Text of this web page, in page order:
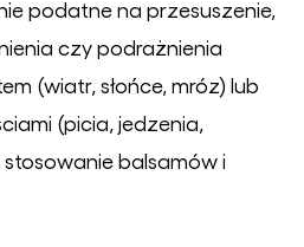
podatne na przesuszenie,
czy podrażnienia
(wiatr, słońce, mróz) lub
(picia, jedzenia,
balsamów i